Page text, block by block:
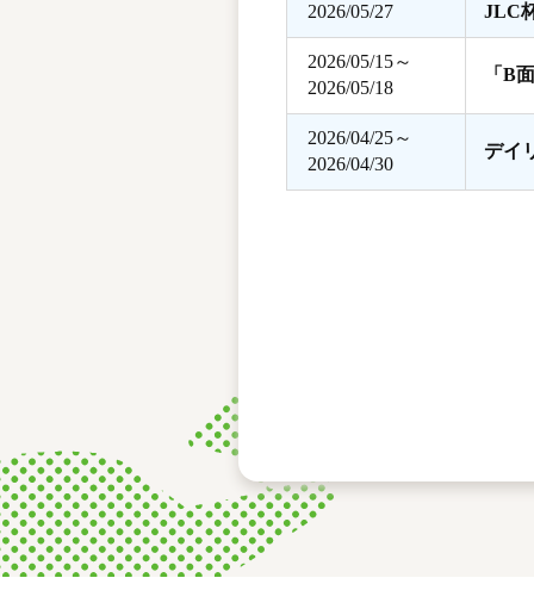
2026/05/27
JLC
2026/05/15～
2026/05/18
「B
2026/04/25～
2026/04/30
デイ